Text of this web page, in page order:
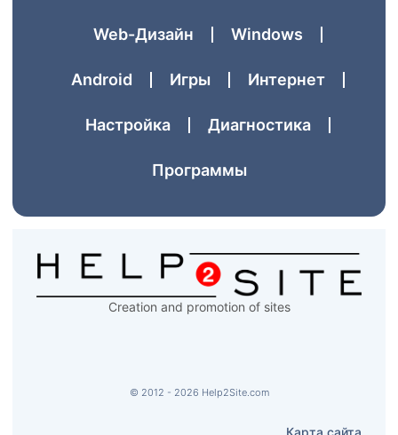
Web-Дизайн Windows
Аndroid Игры Интернет
Настройка Диагностика
Программы
Creation and promotion of sites
© 2012 - 2026 Help2Site.com